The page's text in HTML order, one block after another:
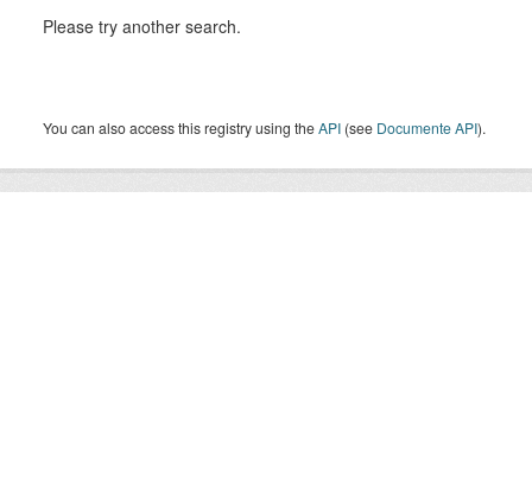
Please try another search.
You can also access this registry using theAPI (see Documente API).